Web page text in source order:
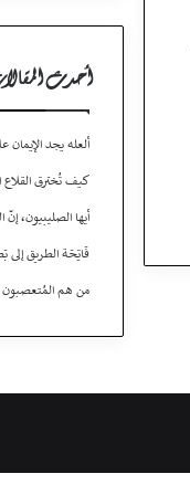
أحدث
ألعله يجد
كيف تُخترق
أيها الصليبيون،
فَاتِحَة الطريق إلى
من هم المُتعصبون